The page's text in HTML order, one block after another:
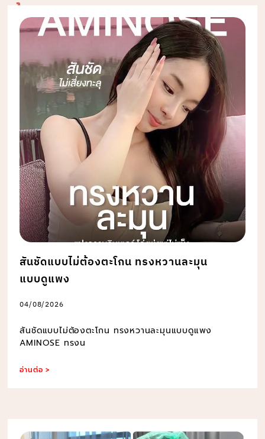
สันชัดแบบไม่ต้องตะโกน ทรงหวานละมุน
แบบดูแพง
04/08/2026
สันชัดแบบไม่ต้องตะโกน ทรงหวานละมุนแบบดูแพง
AMINOSE ทรงน
อ่านต่อ >